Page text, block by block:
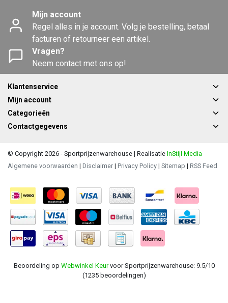
Mijn account
Regel alles in je account. Volg je bestelling, betaal
facturen of retourneer een artikel.
Vragen?
Neem contact met ons op!
Klantenservice
Mijn account
Categorieën
Contactgegevens
© Copyright 2026 - Sportprijzenwarehouse | Realisatie InStijl Media
Algemene voorwaarden | Disclaimer | Privacy Policy | Sitemap | RSS Feed
Beoordeling op Webwinkel Keurvoor Sportprijzenwarehouse: 9.5/10
(1235 beoordelingen)